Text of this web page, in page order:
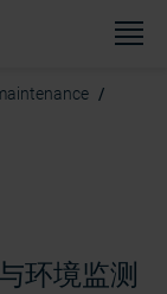
环境监测